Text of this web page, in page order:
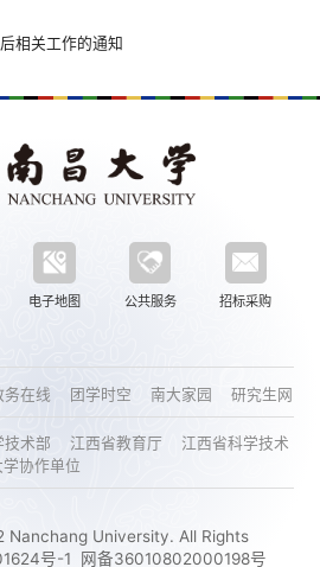
相关工作的通知
电子地图 公共服务 招标采购
务在线 团学时空 南大家园 研究生网
技术部 江西省教育厅
江西省科学技术
协作单位
University. All Rights
号-1 网备36010802000198号